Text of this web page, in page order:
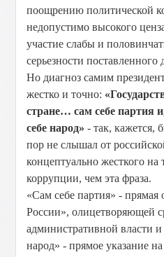
поощрению политической
недопустимо высокого
участие слабы и
серьезности поставленного
Но диагноз самим
жестко и точно:
стране… сам себе партия
себе народ» - так, кажется,
пор не слышал от
концептуально жесткого на
коррупции, чем эта фраза.
«Сам себе партия» -
России», олицетворяющей
административной власти
народ» - прямое указание